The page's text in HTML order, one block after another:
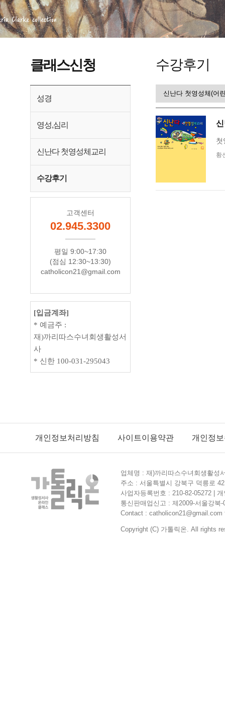
클래스신청
성경
영성,심리
신난다 첫영성체교리
수강후기
고객센터
02.945.3300
평일 9:00~17:30
(점심 12:30~13:30)
catholicon21@gmail.com
[입금계좌]
* 예금주 :
재)까리따스수녀회생활성서
사
* 신한 100-031-295043
수강후기
첫
황
개인정보처리방침 사이트이용약관 개인정
업체명 : 재)까리따스수녀회생활성
주소 : 서울특별시 강북구 덕릉로
사업자등록번호 : 210-82-05272 |
통신판매업신고 : 제2009-서울강북
Contact : catholicon21@gmail.com
Copyright (C) 가톨릭온. All rights